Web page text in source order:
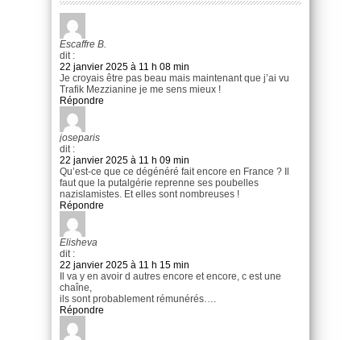
Escaffre B.
dit :
22 janvier 2025 à 11 h 08 min
Je croyais être pas beau mais maintenant que j’ai vu
Trafik Mezzianine je me sens mieux !
Répondre
joseparis
dit :
22 janvier 2025 à 11 h 09 min
Qu’est-ce que ce dégénéré fait encore en France ? Il
faut que la putalgérie reprenne ses poubelles
nazislamistes. Et elles sont nombreuses !
Répondre
Elisheva
dit :
22 janvier 2025 à 11 h 15 min
Il va y en avoir d autres encore et encore, c est une
chaîne,
ils sont probablement rémunérés….
Répondre